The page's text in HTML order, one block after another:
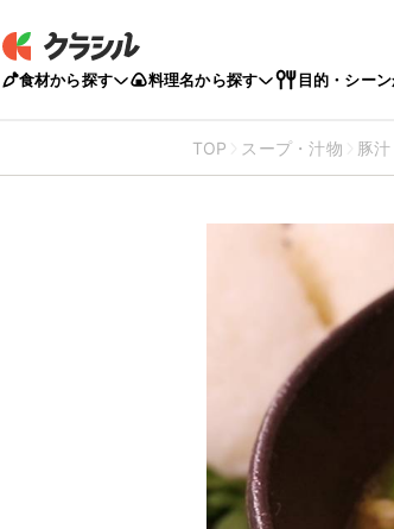
食材から探す 料理名から探す 目的・シー
TOP スープ・汁物 豚汁